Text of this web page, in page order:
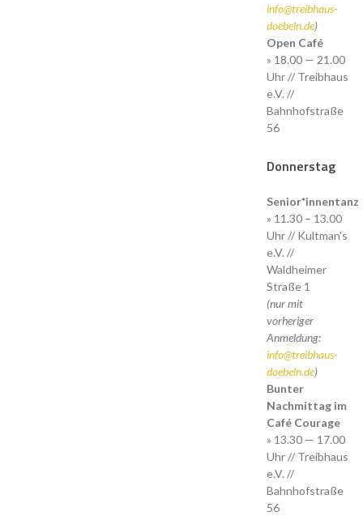
info@treibhaus-
doebeln.de)
Open Café
» 18.00 — 21.00
Uhr // Treibhaus
e.V. //
Bahnhofstraße
56
Donnerstag
Senior*innentanz
» 11.30 – 13.00
Uhr // Kultman's
e.V. //
Waldheimer
Straße 1
(nur mit
vorheriger
Anmeldung:
info@treibhaus-
doebeln.de)
Bunter
Nachmittag im
Café Courage
» 13.30 — 17.00
Uhr // Treibhaus
e.V. //
Bahnhofstraße
56